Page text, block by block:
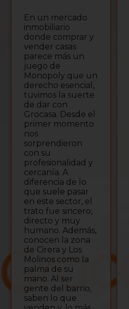
En un mercado
inmobiliario
donde comprar y
vender casas
parece más un
juego de
Monopoly que un
derecho esencial,
tuvimos la suerte
de dar con
Grocasa. Desde el
primer momento
nos
sorprendieron
con su
profesionalidad y
cercanía. A
diferencia de lo
que suele pasar
en este sector, el
trato fue sincero,
directo y muy
humano. Además,
conocen la zona
de Cirera y Los
Molinos como la
palma de su
mano. Al ser
gente del barrio,
saben lo que